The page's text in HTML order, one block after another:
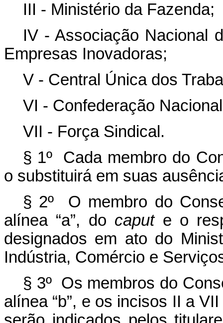
III - Ministério da Fazenda;
IV - Associação Nacional
Empresas Inovadoras;
V - Central Única dos
VI - Confederação
VII - Força Sindical.
§ 1º Cada membro do
o substituirá em suas
§ 2º O membro do
alínea “a”, do capute o
designados em ato do
Indústria, Comércio e
§ 3º Os membros do
alínea “b”, e os incisos II a